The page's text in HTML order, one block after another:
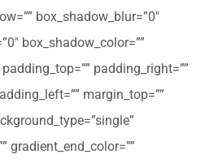
box_shadow_blur=”0″
box_shadow_color=””
padding_right=””
margin_top=””
gradient_end_color=””